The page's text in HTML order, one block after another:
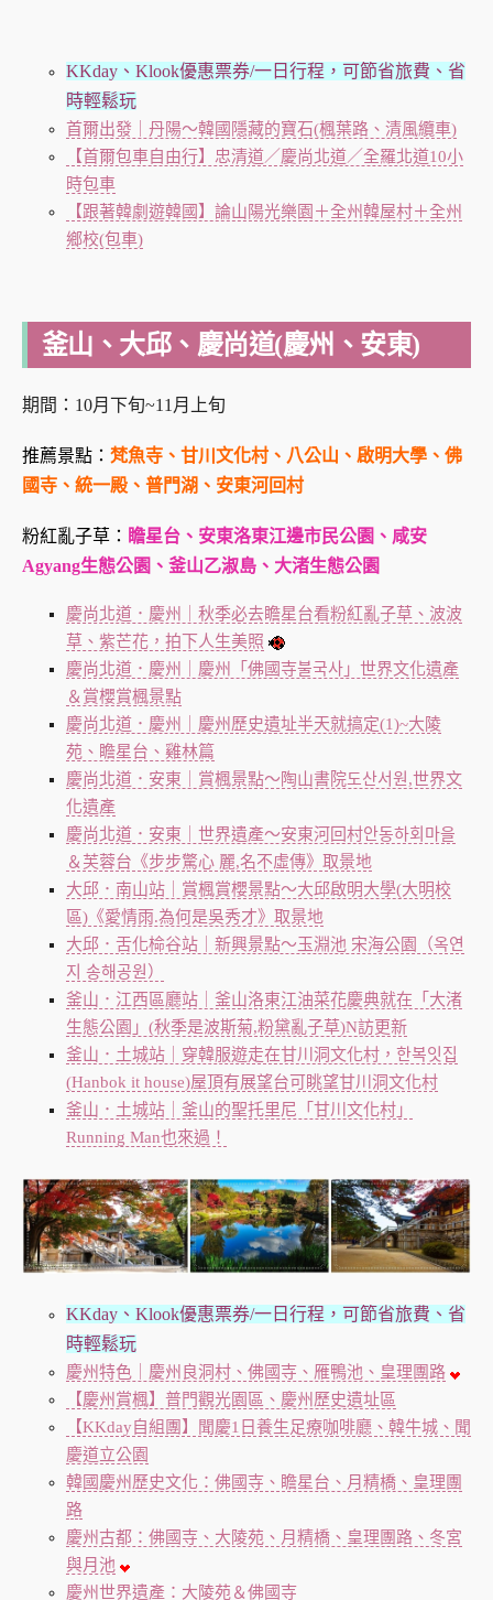
KKday、Klook優惠票券/一日行程，可節省旅費、省
時輕鬆玩
首爾出發｜丹陽～韓國隱藏的寶石(楓葉路、清風纜車)
【首爾包車自由行】忠清道／慶尚北道／全羅北道10小
時包車
【跟著韓劇遊韓國】論山陽光樂園＋全州韓屋村＋全州
鄉校(包車)
釜山、大邱、 慶尚道(慶州、安東)
期間： 10月下旬~11月上旬
推薦景點： 梵魚寺、甘川文化村、八公山、啟明大學、佛
國寺、統一殿、普門湖、安東河回村
粉紅亂子草： 瞻星台、安東洛東江邊市民公園、咸安
Agyang生態公園、釜山乙淑島、大渚生態公園
慶尚北道．慶州｜秋季必去瞻星台看粉紅亂子草、波波
草、紫芒花，拍下人生美照
慶尚北道．慶州｜慶州「佛國寺불국사」世界文化遺產
＆賞櫻賞楓景點
慶尚北道．慶州｜慶州歷史遺址半天就搞定(1)~大陵
苑、瞻星台、雞林篇
慶尚北道．安東｜賞楓景點～陶山書院도산서원,世界文
化遺產
慶尚北道．安東｜世界遺產～安東河回村안동하회마을
＆芙蓉台《步步驚心 麗,名不虛傳》取景地
大邱．南山站｜賞楓賞櫻景點～大邱啟明大學(大明校
區)《愛情雨.為何是吳秀才》取景地
大邱．舌化椧谷站｜新興景點～玉淵池 宋海公園（옥연
지 송해공원）
釜山．江西區廳站｜釜山洛東江油菜花慶典就在「大渚
生態公園」(秋季是波斯菊,粉黛亂子草)N訪更新
釜山．土城站｜穿韓服遊走在甘川洞文化村，한복잇집
(Hanbok it house)屋頂有展望台可眺望甘川洞文化村
釜山．土城站｜釜山的聖托里尼「甘川文化村」
Running Man也來過！
KKday、Klook優惠票券/一日行程，可節省旅費、省
時輕鬆玩
慶州特色｜慶州良洞村、佛國寺、雁鴨池、皇理團路
【慶州賞楓】普門觀光園區、慶州歷史遺址區
【KKday自組團】聞慶1日養生足療咖啡廳、韓牛城、聞
慶道立公園
韓國慶州歷史文化：佛國寺、瞻星台、月精橋、皇理團
路
慶州古都：佛國寺、大陵苑、月精橋、皇理團路、冬宮
與月池
慶州世界遺產：大陵苑＆佛國寺